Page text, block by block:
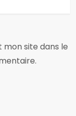
site dans le